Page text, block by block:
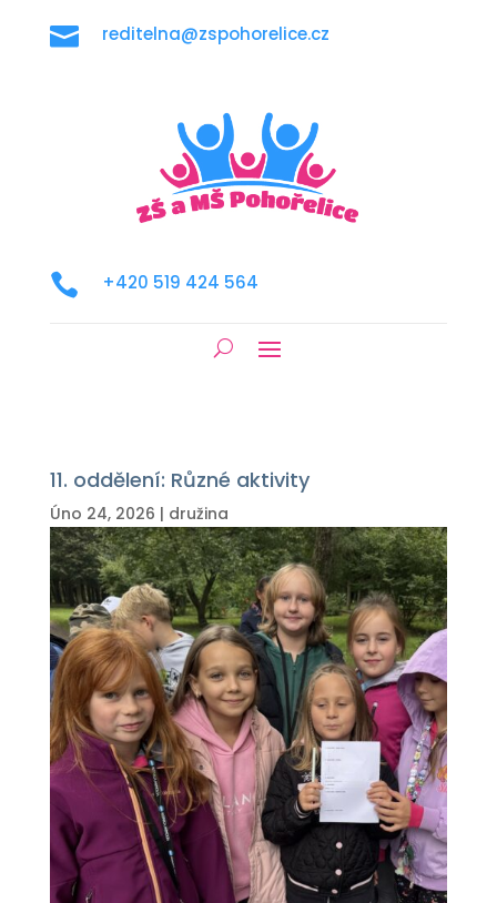
 reditelna@zspohorelice.cz
 +420 519 424 564
11. oddělení: Různé aktivity
Úno 24, 2026 | družina